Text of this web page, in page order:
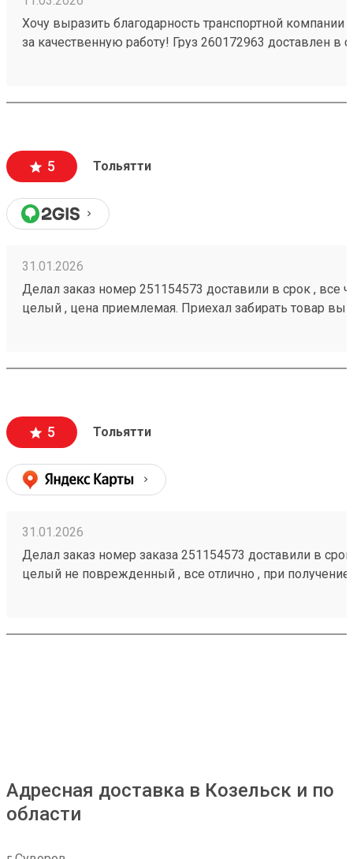
Хочу выразить благодарность транспортной компании
за качественную работу! Груз 260172963 доставлен в
5 Тольятти
31.01.2026
Делал заказ номер 251154573 доставили в срок , все
целый , цена приемлемая. Приехал забирать товар
5 Тольятти
31.01.2026
Делал заказ номер заказа 251154573 доставили в
целый не поврежденный , все отлично , при
Адресная доставка в Козельск и по
области